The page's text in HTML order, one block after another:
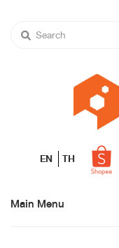
EN TH
Main Menu